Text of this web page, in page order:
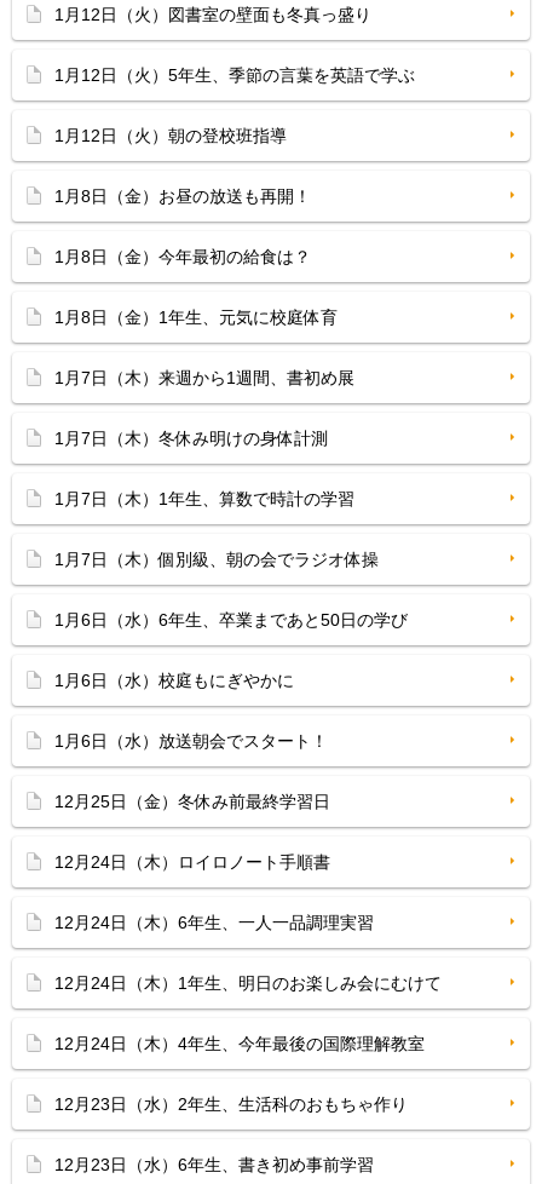
1月12日（火）図書室の壁面も冬真っ盛り
1月12日（火）5年生、季節の言葉を英語で学ぶ
1月12日（火）朝の登校班指導
1月8日（金）お昼の放送も再開！
1月8日（金）今年最初の給食は？
1月8日（金）1年生、元気に校庭体育
1月7日（木）来週から1週間、書初め展
1月7日（木）冬休み明けの身体計測
1月7日（木）1年生、算数で時計の学習
1月7日（木）個別級、朝の会でラジオ体操
1月6日（水）6年生、卒業まであと50日の学び
1月6日（水）校庭もにぎやかに
1月6日（水）放送朝会でスタート！
12月25日（金）冬休み前最終学習日
12月24日（木）ロイロノート手順書
12月24日（木）6年生、一人一品調理実習
12月24日（木）1年生、明日のお楽しみ会にむけて
12月24日（木）4年生、今年最後の国際理解教室
12月23日（水）2年生、生活科のおもちゃ作り
12月23日（水）6年生、書き初め事前学習